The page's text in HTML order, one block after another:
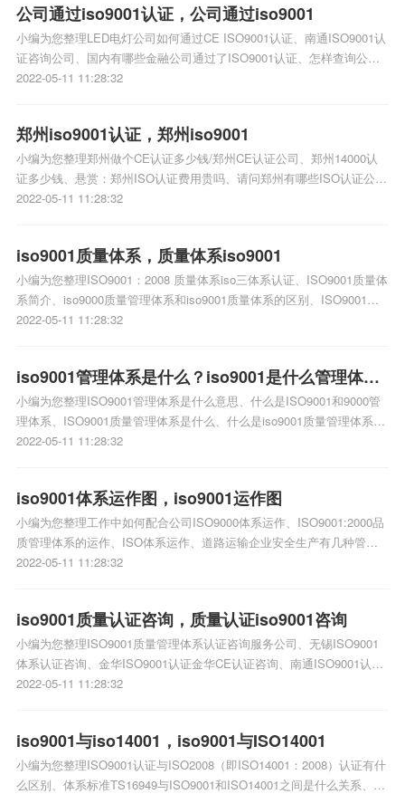
公司通过iso9001认证，公司通过iso9001
小编为您整理LED电灯公司如何通过CE ISO9001认证、南通ISO9001认
证咨询公司、国内有哪些金融公司通过了ISO9001认证、怎样查询公司
已经通过iso9001、无锡申联公司哪一年通过过IsO9001质量管理体系认
2022-05-11 11:28:32
郑州iso9001认证，郑州iso9001
小编为您整理郑州做个CE认证多少钱/郑州CE认证公司、郑州14000认
证多少钱、悬赏：郑州ISO认证费用贵吗、请问郑州有哪些ISO认证公
司、悬赏：郑州ISO认证如何收费相关iso体系认证知识，详情可查看下
2022-05-11 11:28:32
iso9001质量体系，质量体系iso9001
小编为您整理ISO9001：2008 质量体系iso三体系认证、ISO9001质量体
系简介、iso9000质量管理体系和iso9001质量体系的区别、ISO9001质
量管理体系、ISO9001-质量体系认证相关iso体系认证知识，详情可查看
2022-05-11 11:28:32
iso9001管理体系是什么？iso9001是什么管理体
系？
小编为您整理ISO9001管理体系是什么意思、什么是ISO9001和9000管
理体系、ISO9001质量管理体系是什么、什么是iso9001质量管理体系、
什么是ISO9001质量管理体系呢相关iso体系认证知识，详情可查看下方
2022-05-11 11:28:32
iso9001体系运作图，iso9001运作图
小编为您整理工作中如何配合公司ISO9000体系运作、ISO9001:2000品
质管理体系的运作、ISO体系运作、道路运输企业安全生产有几种管理
体系图，如何制作、怎么样来推动及维护ISO9001:2008质量体系运作相
2022-05-11 11:28:32
iso9001质量认证咨询，质量认证iso9001咨询
小编为您整理ISO9001质量管理体系认证咨询服务公司、无锡ISO9001
体系认证咨询、金华ISO9001认证金华CE认证咨询、南通ISO9001认证
咨询公司、ISO9001认证咨询公司哪家好相关iso体系认证知识，详情可
2022-05-11 11:28:32
iso9001与iso14001，iso9001与ISO14001
小编为您整理ISO9001认证与ISO2008（即ISO14001：2008）认证有什
么区别、体系标准TS16949与ISO9001和ISO14001之间是什么关系、